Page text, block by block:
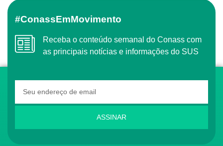
#ConassEmMovimento
Receba o conteúdo semanal do Conass com
as principais notícias e informações do SUS
ASSINAR